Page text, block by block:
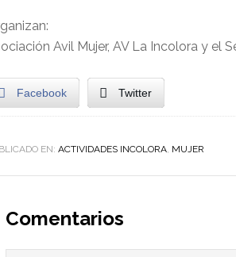
Avil Mujer, AV La Incolora y el
Facebook Twitter
EN: ACTIVIDADES INCOLORA, MUJER
Comentarios